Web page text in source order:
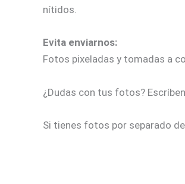
nítidos.
Evita enviarnos:
Fotos pixeladas y tomadas a
¿Dudas con tus fotos?
Si tienes fotos por separado